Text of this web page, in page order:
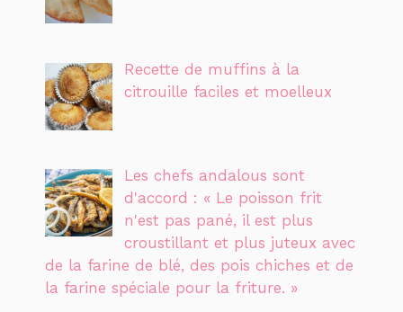
Recette de muffins à la
citrouille faciles et moelleux
Les chefs andalous sont
d'accord : « Le poisson frit
n'est pas pané, il est plus
croustillant et plus juteux avec
de la farine de blé, des pois chiches et de
la farine spéciale pour la friture. »